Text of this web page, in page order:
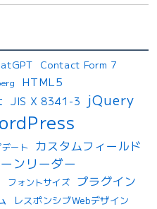
Contact Form 7
HTML5
JIS X 8341-3 jQuery
ート
カスタムフィールド
ンリーダー
フォントサイズ プラグイン
レスポンシブWebデザイン